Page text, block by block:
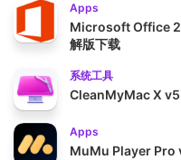
Apps
Microsoft Office
解版下载
系统工具
CleanMyMac X
Apps
MuMu Player Pro